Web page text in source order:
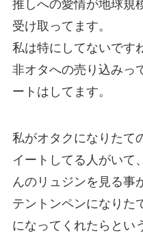
推しへの愛情が地球規
受け取ってます。
私は特にしてないです
非オタへの売り込みっ
ートはしてます。
私がオタクになりたて
イートしてる人がいて
んのリュジンを見る事
テントンペンになりた
になってくれたらとい